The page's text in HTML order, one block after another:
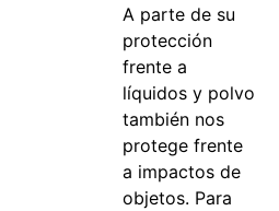
A parte de su
protección
frente a
líquidos y polvo
también nos
protege frente
a impactos de
objetos. Para